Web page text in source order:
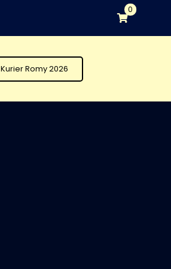
0
Kurier Romy 2026